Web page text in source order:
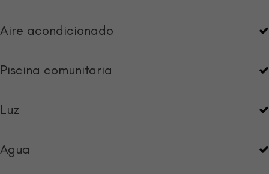
Aire acondicionado
Piscina comunitaria
Luz
Agua